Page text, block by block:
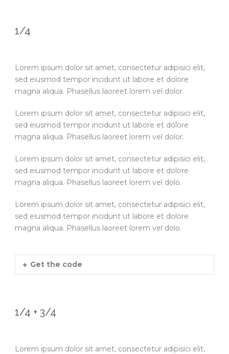
1/4
Lorem ipsum dolor sit amet, consectetur adipisici elit,
sed eiusmod tempor incidunt ut labore et dolore
magna aliqua. Phasellus laoreet lorem vel dolor.
Lorem ipsum dolor sit amet, consectetur adipisici elit,
sed eiusmod tempor incidunt ut labore et dolore
magna aliqua. Phasellus laoreet lorem vel dolor.
Lorem ipsum dolor sit amet, consectetur adipisici elit,
sed eiusmod tempor incidunt ut labore et dolore
magna aliqua. Phasellus laoreet lorem vel dolo.
Lorem ipsum dolor sit amet, consectetur adipisici elit,
sed eiusmod tempor incidunt ut labore et dolore
magna aliqua. Phasellus laoreet lorem vel dolo.
Get the code
1/4 + 3/4
Lorem ipsum dolor sit amet, consectetur adipisici elit,